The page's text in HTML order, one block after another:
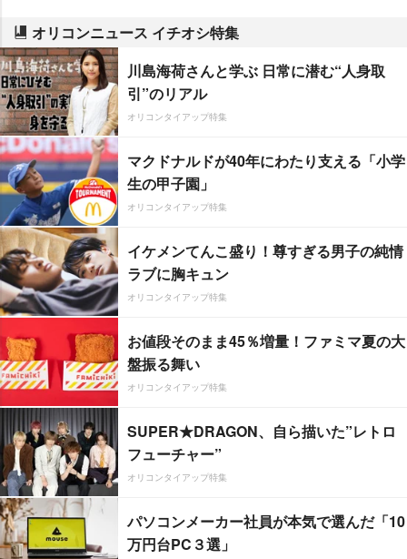
オリコンニュース イチオシ特集
川島海荷さんと学ぶ 日常に潜む“人身取
引”のリアル
オリコンタイアップ特集
マクドナルドが40年にわたり支える「小学
生の甲子園」
オリコンタイアップ特集
イケメンてんこ盛り！尊すぎる男子の純情
ラブに胸キュン
オリコンタイアップ特集
お値段そのまま45％増量！ファミマ夏の大
盤振る舞い
オリコンタイアップ特集
SUPER★DRAGON、自ら描いた”レトロ
フューチャー”
オリコンタイアップ特集
パソコンメーカー社員が本気で選んだ「10
万円台PC３選」